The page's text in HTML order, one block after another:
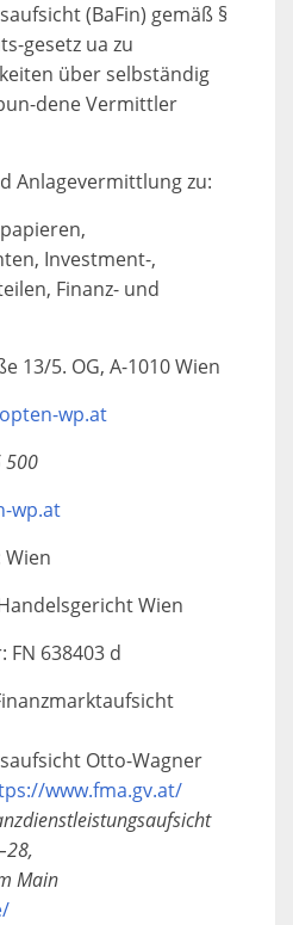
(BaFin) gemäß §
gesetz ua zu
über selbständig
dene Vermittler
Anlagevermittlung zu:
Investment-,
Finanz- und
13/5. OG, A-1010 Wien
wp.at
500
wp.at
Wien
Wien
638403 d
Otto-Wagner
www.fma.gv.at/
Main